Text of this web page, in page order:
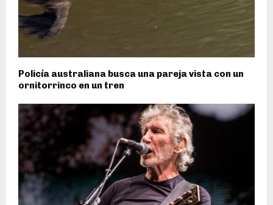
Policía australiana busca una pareja vista con un
ornitorrinco en un tren